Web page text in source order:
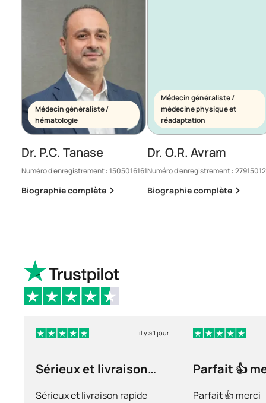
Médecin généraliste /
hématologie
Dr. P.C. Tanase
Numéro d’enregistrement :1505016161
Biographie complète
Médecin généraliste /
médecine physique et
réadaptation
Dr. O.R. Avram
Numéro d’enregistrement :
Biographie complète
il y a 1 jour
Sérieux et livraison
Sérieux et livraison rapide
Parfait 👍
Parfait 👍 merci